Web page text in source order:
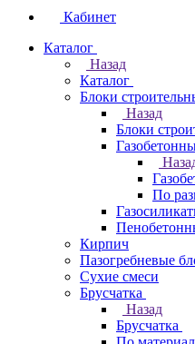
Кабинет
Каталог
Назад
Каталог
Блоки
Назад
Блоки
По
Кирпич
Пазогребневые
Сухие смеси
Брусчатка
Назад
Брусчатка